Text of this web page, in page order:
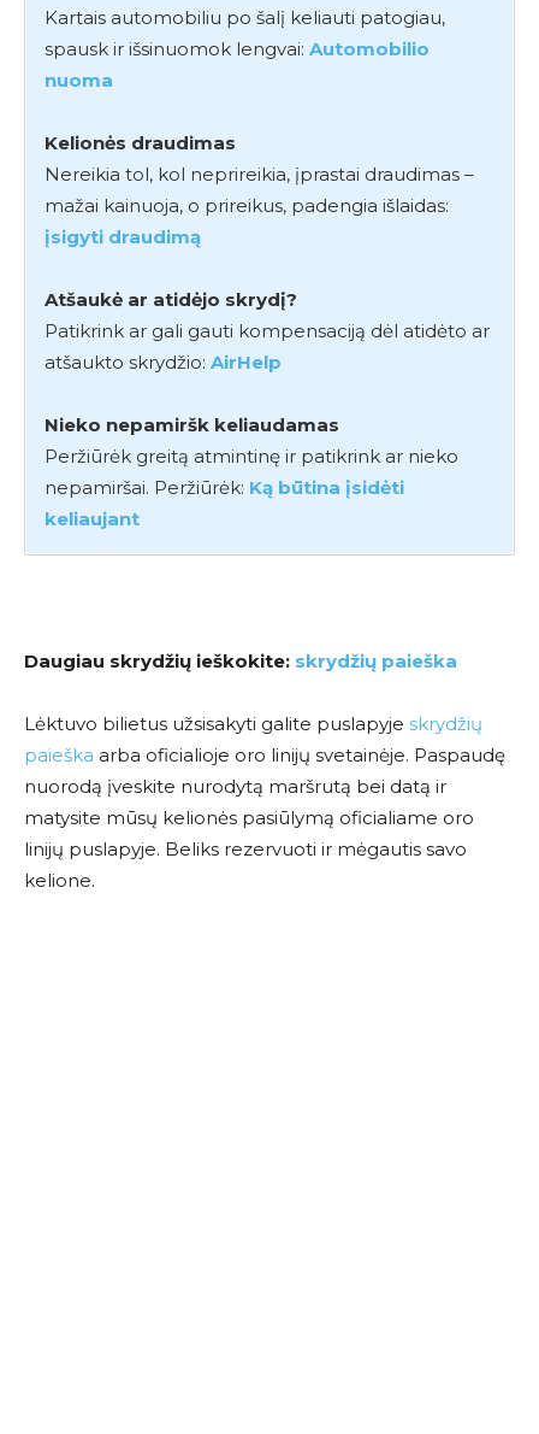
Kartais automobiliu po šalį keliauti patogiau,
spausk ir išsinuomok lengvai: Automobilio
nuoma
Kelionės draudimas
Nereikia tol, kol neprireikia, įprastai draudimas –
mažai kainuoja, o prireikus, padengia išlaidas:
įsigyti draudimą
Atšaukė ar atidėjo skrydį?
Patikrink ar gali gauti kompensaciją dėl atidėto ar
atšaukto skrydžio: AirHelp
Nieko nepamiršk keliaudamas
Peržiūrėk greitą atmintinę ir patikrink ar nieko
nepamiršai. Peržiūrėk: Ką būtina įsidėti
keliaujant
Daugiau skrydžių ieškokite: skrydžių paieška
Lėktuvo bilietus užsisakyti galite puslapyje skrydžių
paieška arba oficialioje oro linijų svetainėje. Paspaudę
nuorodą įveskite nurodytą maršrutą bei datą ir
matysite mūsų kelionės pasiūlymą oficialiame oro
linijų puslapyje. Beliks rezervuoti ir mėgautis savo
kelione.